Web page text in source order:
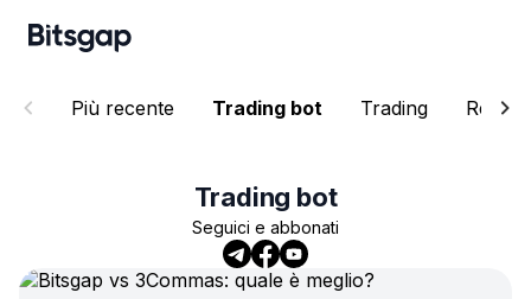
Più recente Trading bot Trading
Trading bot
Seguici e abbonati